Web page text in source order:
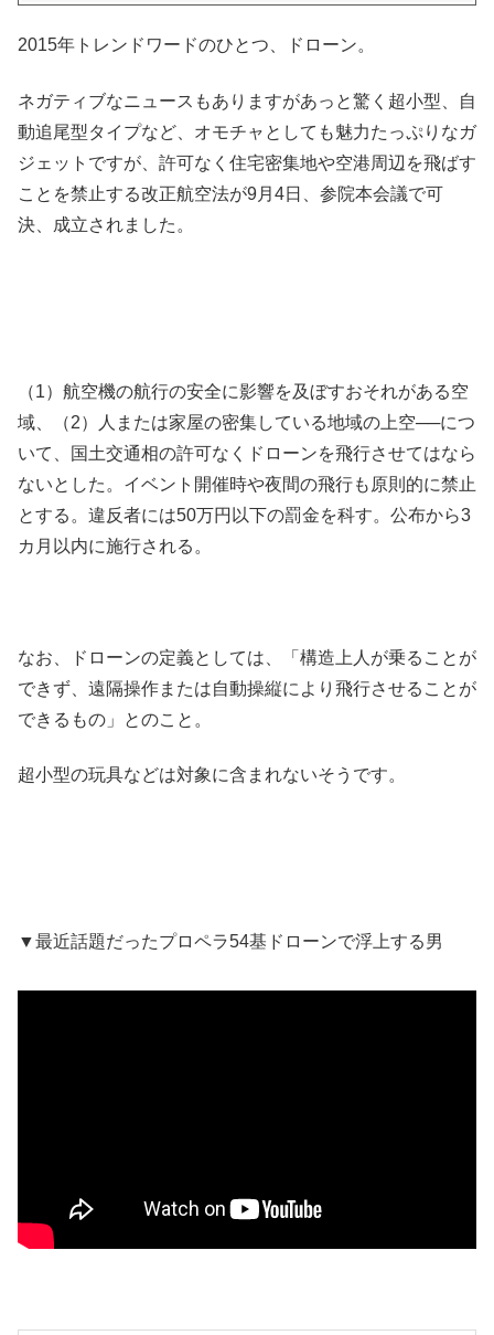
2015年トレンドワードのひとつ、ドローン。
ネガティブなニュースもありますがあっと驚く超小型、自
動追尾型タイプなど、オモチャとしても魅力たっぷりなガ
ジェットですが、許可なく住宅密集地や空港周辺を飛ばす
ことを禁止する改正航空法が9月4日、参院本会議で可
決、成立されました。
（1）航空機の航行の安全に影響を及ぼすおそれがある空
域、（2）人または家屋の密集している地域の上空──につ
いて、国土交通相の許可なくドローンを飛行させてはなら
ないとした。イベント開催時や夜間の飛行も原則的に禁止
とする。違反者には50万円以下の罰金を科す。公布から3
カ月以内に施行される。
なお、ドローンの定義としては、「構造上人が乗ることが
できず、遠隔操作または自動操縦により飛行させることが
できるもの」とのこと。
超小型の玩具などは対象に含まれないそうです。
▼最近話題だったプロペラ54基ドローンで浮上する男